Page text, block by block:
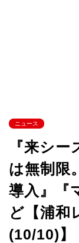
ニュース
『来シ
は無制限
導入』『
ど【浦和
(10/10)】